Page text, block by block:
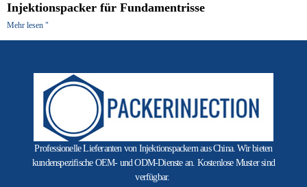
Injektionspacker für Fundamentrisse
Mehr lesen "
Professionelle Lieferanten von Injektionspackern aus China. Wir bieten
kundenspezifische OEM- und ODM-Dienste an. Kostenlose Muster sind
verfügbar.